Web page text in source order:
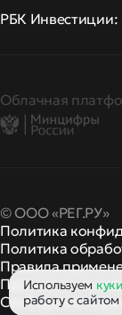
РБК Инвестиции:
Облачная
© ООО «РЕГ.РУ»
Политика
Политика
Правила
Правила
Сообщить о
Используем куки
работу с сайтом